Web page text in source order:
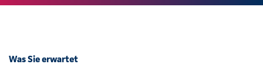
Was Sie erwartet